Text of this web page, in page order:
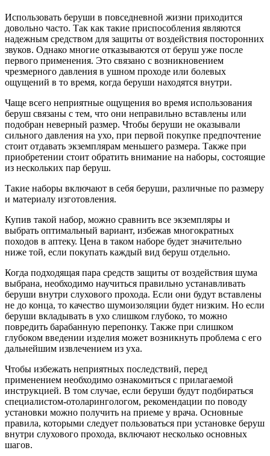
Использовать беруши в повседневной жизни приходится
довольно часто. Так как такие приспособления являются
надежным средством для защиты от воздействия посторонних
звуков. Однако многие отказываются от беруш уже после
первого применения. Это связано с возникновением
чрезмерного давления в ушном проходе или болевых
ощущений в то время, когда беруши находятся внутри.
Чаще всего неприятные ощущения во время использования
беруш связаны с тем, что они неправильно вставлены или
подобран неверный размер. Чтобы беруши не оказывали
сильного давления на ухо, при первой покупке предпочтение
стоит отдавать экземплярам меньшего размера. Также при
приобретении стоит обратить внимание на наборы, состоящие
из нескольких пар беруш.
Такие наборы включают в себя беруши, различные по размеру
и материалу изготовления.
Купив такой набор, можно сравнить все экземпляры и
выбрать оптимальный вариант, избежав многократных
походов в аптеку. Цена в таком наборе будет значительно
ниже той, если покупать каждый вид беруш отдельно.
Когда подходящая пара средств защиты от воздействия шума
выбрана, необходимо научиться правильно устанавливать
беруши внутри слухового прохода. Если они будут вставлены
не до конца, то качество шумоизоляции будет низким. Но если
беруши вкладывать в ухо слишком глубоко, то можно
повредить барабанную перепонку. Также при слишком
глубоком введении изделия может возникнуть проблема с его
дальнейшим извлечением из уха.
Чтобы избежать неприятных последствий, перед
применением необходимо ознакомиться с прилагаемой
инструкцией. В том случае, если беруши будут подбираться
специалистом-отоларингологом, рекомендации по поводу
установки можно получить на приеме у врача. Основные
правила, которыми следует пользоваться при установке беруш
внутри слухового прохода, включают несколько основных
шагов.